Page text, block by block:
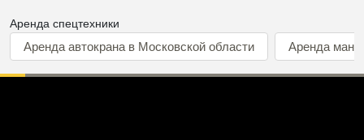
Аренда спецтехники
Аренда автокрана в Московской области Аренда